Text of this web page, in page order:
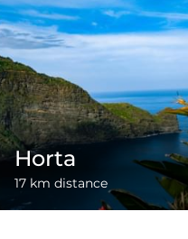
Horta
17 km distance